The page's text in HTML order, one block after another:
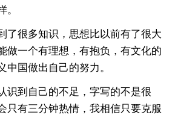
。
了很多知识，思想比以前有了很大
做一个有理想，有抱负，有文化的
中国做出自己的努力。
识到自己的不足，字写的不是很
只有三分钟热情，我相信只要克服